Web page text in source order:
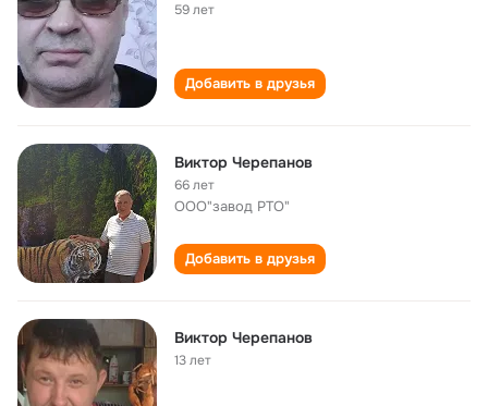
59 лет
Добавить в друзья
Виктор Черепанов
66 лет
ООО"завод РТО"
Добавить в друзья
Виктор Черепанов
13 лет